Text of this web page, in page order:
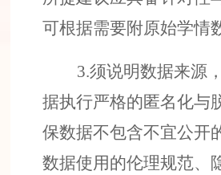
可根据需要附原始学情
3.须说明数据来源
据执行严格的匿名化与
保数据不包含不宜公开
数据使用的伦理规范、